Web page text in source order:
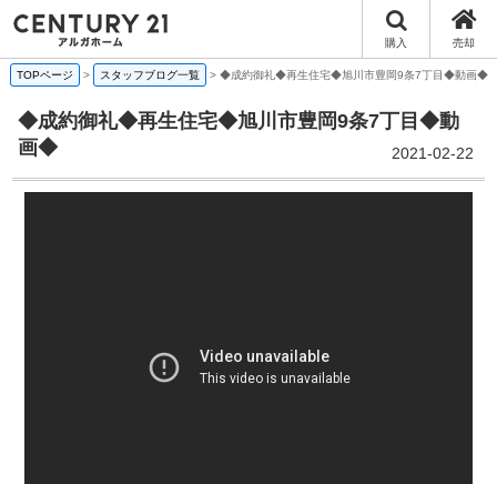
購入 売却
TOPページ > スタッフブログ一覧 > ◆成約御礼◆再生住宅◆旭川市豊岡9条7丁目◆動画◆
◆成約御礼◆再生住宅◆旭川市豊岡9条7丁目◆動
画◆
2021-02-22